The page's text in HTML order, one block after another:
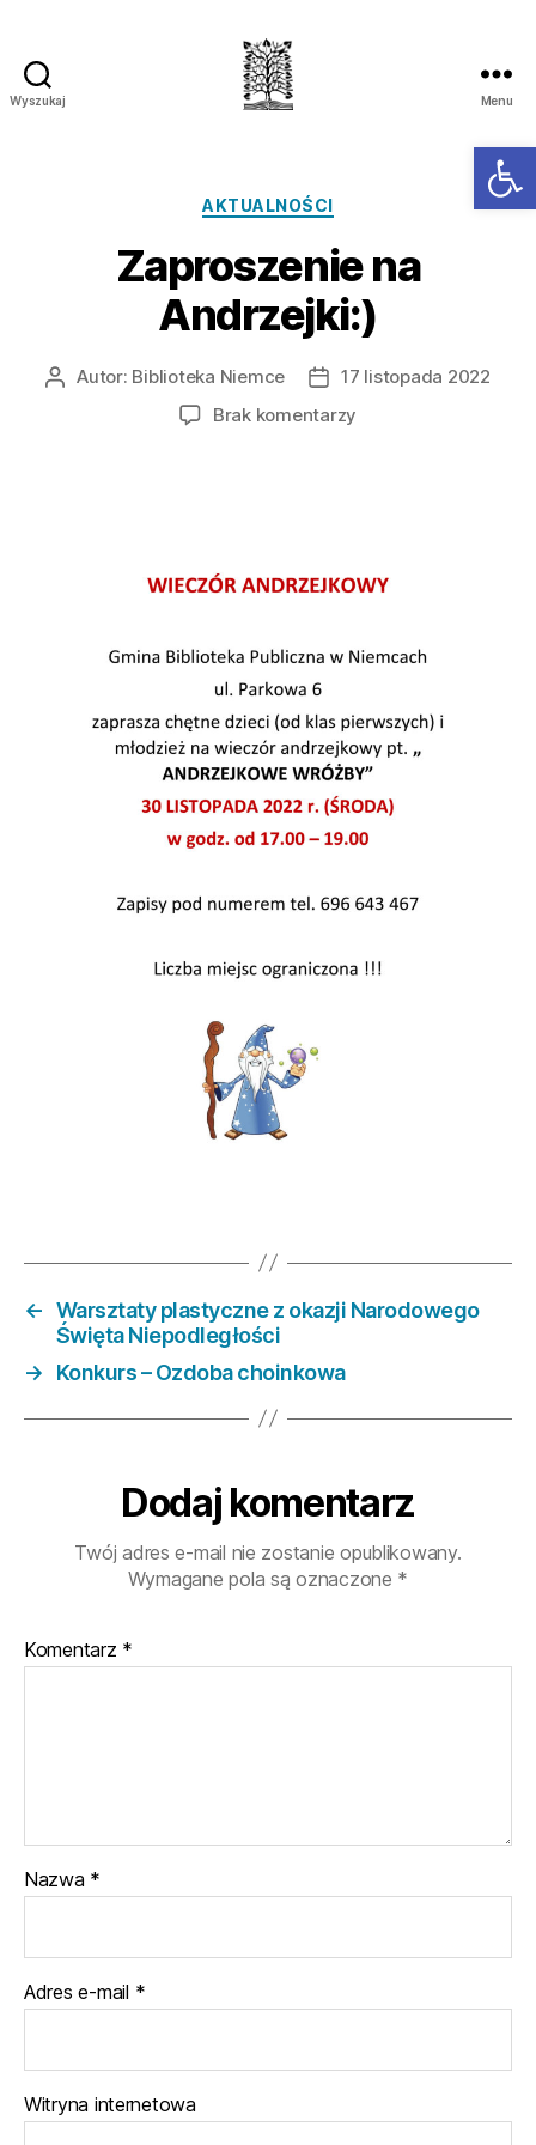
Wyszukaj Menu
AKTUALNOŚCI
Zaproszenie na
Andrzejki:)
Autor: Biblioteka Niemce
17 listopada 2022
Brak komentarzy
← Warsztaty plastyczne z okazji Narodowego
Święta Niepodległości
→
Konkurs – Ozdoba choinkowa
Dodaj komentarz
Twój adres e-mail nie zostanie opublikowany.
Wymagane pola są oznaczone *
Komentarz *
Nazwa *
Adres e-mail *
Witryna internetowa